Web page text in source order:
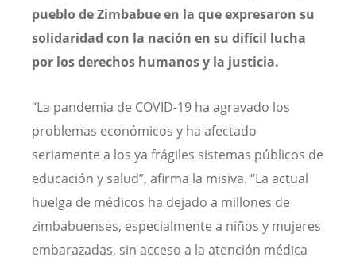
pueblo de Zimbabue en la que expresaron su
solidaridad con la nación en su difícil lucha
por los derechos humanos y la justicia.
“La pandemia de COVID-19 ha agravado los
problemas económicos y ha afectado
seriamente a los ya frágiles sistemas públicos de
educación y salud”, afirma la misiva. “La actual
huelga de médicos ha dejado a millones de
zimbabuenses, especialmente a niños y mujeres
embarazadas, sin acceso a la atención médica